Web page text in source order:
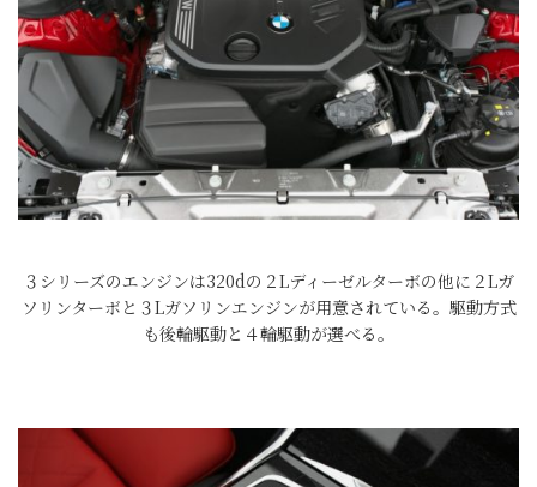
３シリーズのエンジンは320dの２Lディーゼルターボの他に２Lガ
ソリンターボと３Lガソリンエンジンが用意されている。駆動方式
も後輪駆動と４輪駆動が選べる。